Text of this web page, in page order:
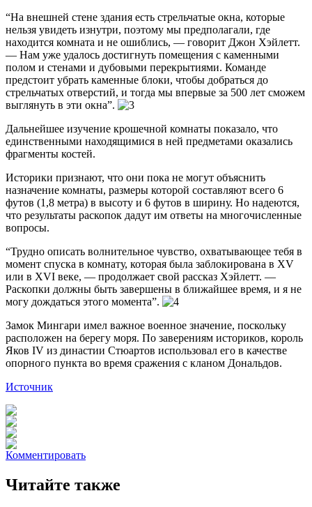
“На внешней стене здания есть стрельчатые окна, которые
нельзя увидеть изнутри, поэтому мы предполагали, где
находится комната и не ошиблись, — говорит Джон Хэйлетт.
— Нам уже удалось достигнуть помещения с каменными
полом и стенами и дубовыми перекрытиями. Команде
предстоит убрать каменные блоки, чтобы добраться до
стрельчатых отверстий, и тогда мы впервые за 500 лет сможем
выглянуть в эти окна”.
Дальнейшее изучение крошечной комнаты показало, что
единственными находящимися в ней предметами оказались
фрагменты костей.
Историки признают, что они пока не могут объяснить
назначение комнаты, размеры которой составляют всего 6
футов (1,8 метра) в высоту и 6 футов в ширину. Но надеются,
что результаты раскопок дадут им ответы на многочисленные
вопросы.
“Трудно описать волнительное чувство, охватывающее тебя в
момент спуска в комнату, которая была заблокирована в XV
или в XVI веке, — продолжает свой рассказ Хэйлетт. —
Раскопки должны быть завершены в ближайшее время, и я не
могу дождаться этого момента”.
Замок Мингари имел важное военное значение, поскольку
расположен на берегу моря. По заверениям историков, король
Яков IV из династии Стюартов использовал его в качестве
опорного пункта во время сражения с кланом Дональдов.
Источник
Комментировать
Читайте также